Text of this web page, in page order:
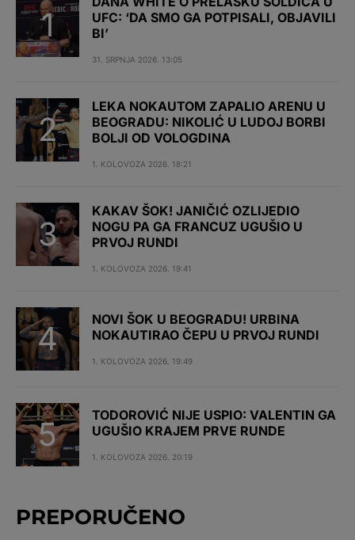
UFC: ‘DA SMO GA POTPISALI, OBJAVILI
BI’
31. SRPNJA 2026. 13:05
LEKA NOKAUTOM ZAPALIO ARENU U
BEOGRADU: NIKOLIĆ U LUDOJ BORBI
BOLJI OD VOLOGDINA
1. KOLOVOZA 2026. 18:21
KAKAV ŠOK! JANIČIĆ OZLIJEDIO
NOGU PA GA FRANCUZ UGUŠIO U
PRVOJ RUNDI
1. KOLOVOZA 2026. 19:41
NOVI ŠOK U BEOGRADU! URBINA
NOKAUTIRAO ČEPU U PRVOJ RUNDI
1. KOLOVOZA 2026. 19:49
TODOROVIĆ NIJE USPIO: VALENTIN GA
UGUŠIO KRAJEM PRVE RUNDE
1. KOLOVOZA 2026. 20:19
PREPORUČENO